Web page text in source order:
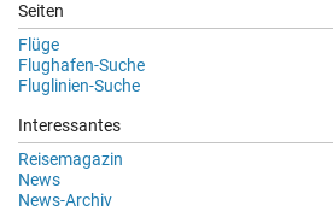
Seiten
Flüge
Flughafen-Suche
Fluglinien-Suche
Interessantes
Reisemagazin
News
News-Archiv